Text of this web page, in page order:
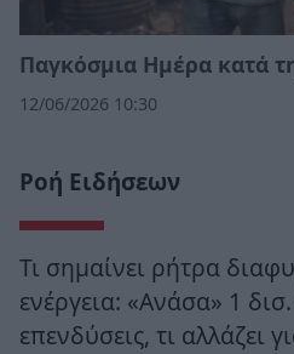
Παγκόσμια Ημέρα κατά
12/06/2026 10:30
Ροή Ειδήσεων
Τι σημαίνει ρήτρα
ενέργεια: «Ανάσα» 1
επενδύσεις, τι αλλάζει